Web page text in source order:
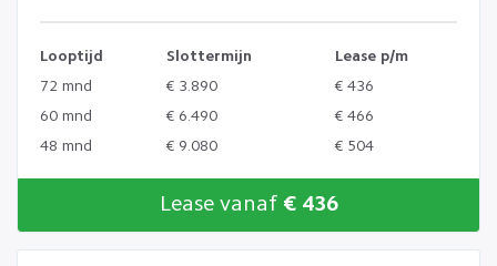
Looptijd Slottermijn
Lease p/m
72 mnd
€ 3.890
€ 436
60 mnd
€ 6.490
€ 466
48 mnd
€ 9.080 € 504
Lease vanaf € 436